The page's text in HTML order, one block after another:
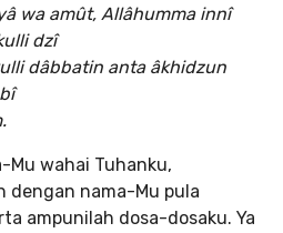
wa amût, Allâhumma innî
dzî
dâbbatin anta âkhidzun
Mu wahai Tuhanku,
dengan nama-Mu pula
ampunilah dosa-dosaku. Ya